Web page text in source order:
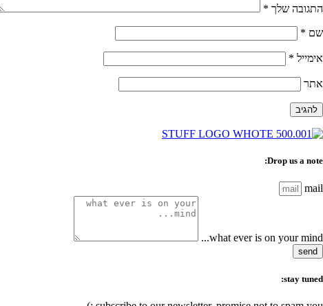
התגובה שלך *
שם *
אימייל *
אתר
Drop us a note:
mail
what ever is on your mind...
send
stay tuned: